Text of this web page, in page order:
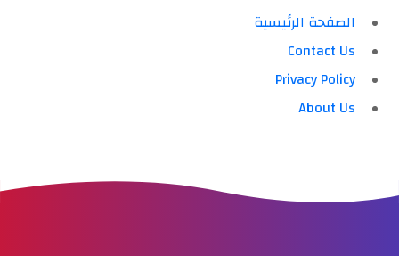
الصفحة الرئيسية
Contact Us
Privacy Policy
About Us